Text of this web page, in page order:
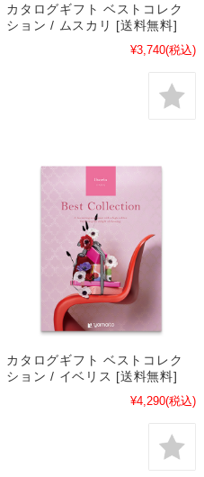
カタログギフト ベストコレク
ション / ムスカリ [送料無料]
¥3,740(税込)
カタログギフト ベストコレク
ション / イベリス [送料無料]
¥4,290(税込)